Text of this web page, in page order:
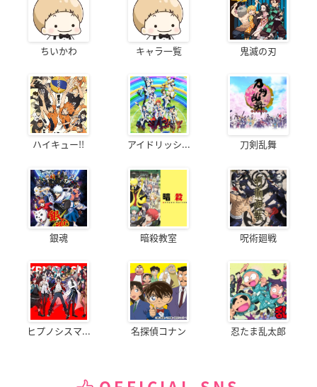
ちいかわ キャラ一覧 鬼滅の刃
ハイキュー!! アイドリッシ... 刀剣乱舞
銀魂 暗殺教室 呪術廻戦
ヒプノシスマ... 名探偵コナン 忍たま乱太郎